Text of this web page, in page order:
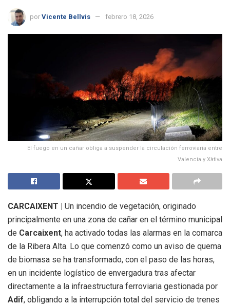
por Vicente Bellvis febrero 18, 2026
El fuego en un cañar obliga a suspender la circulación ferroviaria entre
Valencia y Xàtiva
CARCAIXENT | Un incendio de vegetación, originado
principalmente en una zona de cañar en el término municipal
de Carcaixent, ha activado todas las alarmas en la comarca
de la Ribera Alta. Lo que comenzó como un aviso de quema
de biomasa se ha transformado, con el paso de las horas,
en un incidente logístico de envergadura tras afectar
directamente a la infraestructura ferroviaria gestionada por
Adif, obligando a la interrupción total del servicio de trenes